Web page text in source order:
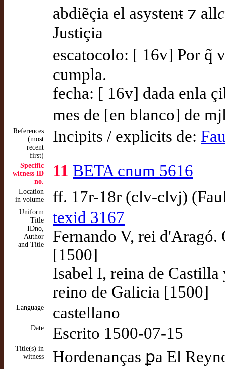
abdiẽçia el asystenᵵ ⁊ all
Justiçia
escatocolo: [ 16v] Por q̃
cumpla.
fecha: [ 16v] dada enla
mes de [en blanco] de
References
(most
recent
first)
Incipits / explicits de:
Specific
witness ID
no.
11 BETA cnum 5616
Location
in volume
ff. 17r-18r (clv-clvj)
Uniform
Title
IDno,
Author
and Title
texid 3167
Fernando V, rei d'Aragó.
[1500]
Isabel I, reina de Castilla
reino de Galicia [1500]
Language castellano
Date Escrito 1500-07-15
Title(s) in
witness
Hordenanças ꝑa El